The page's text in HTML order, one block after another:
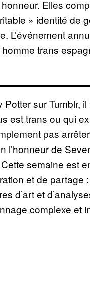
Elles
» identité de
L’événement
homme trans
Potter sur Tumblr,
est trans ou qui
pas
l’honneur de
semaine est
et de partage
d’art et
complexe et